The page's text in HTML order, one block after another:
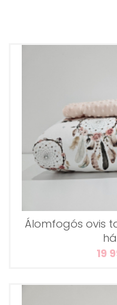
Álomfogós ovis
19